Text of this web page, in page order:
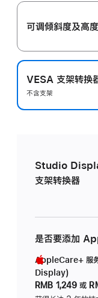
可调倾斜度及高‍
VESA 支架转换
不含支架
Studio
支架转换器
是否要添加
AppleCare+ 服
Display)
RMB 1,249 或